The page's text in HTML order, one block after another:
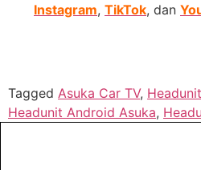
Instagram, TikTok, dan
Tagged Asuka Car TV, Headunit
Headunit Android Asuka,